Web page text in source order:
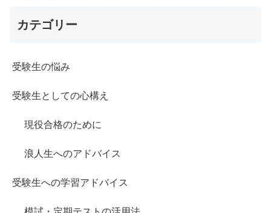
カテゴリー
受験生の悩み
受験生としての心構え
現役合格のために
浪人生へのアドバイス
受験生への学習アドバイス